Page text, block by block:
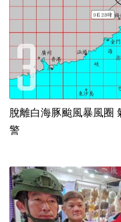
脫離白海豚颱風暴風圈
警